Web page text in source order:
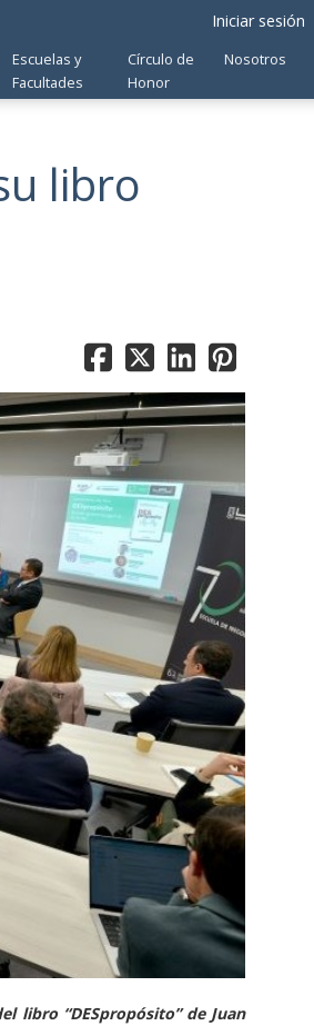
Iniciar sesión
Escuelas y
Facultades
Círculo de
Honor
Nosotros
libro
libro “DESpropósito” de Juan